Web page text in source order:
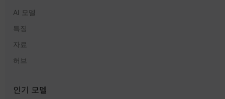
AI 모델
특징
자료
허브
인기 모델